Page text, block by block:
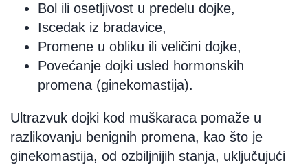
Bol ili osetljivost u predelu dojke,
Iscedak iz bradavice,
Promene u obliku ili veličini dojke,
Povećanje dojki usled hormonskih
promena (ginekomastija).
Ultrazvuk dojki kod muškaraca pomaže u
razlikovanju benignih promena, kao što je
ginekomastija, od ozbiljnijih stanja, uključujući